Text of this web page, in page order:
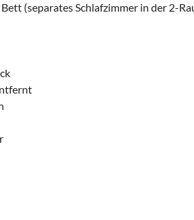
(separates Schlafzimmer in der 2-